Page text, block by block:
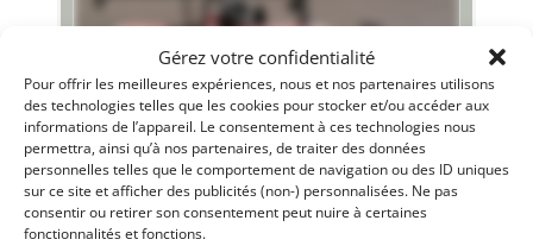
Gérez votre confidentialité
Pour offrir les meilleures expériences, nous et nos partenaires utilisons
des technologies telles que les cookies pour stocker et/ou accéder aux
informations de l’appareil. Le consentement à ces technologies nous
permettra, ainsi qu’à nos partenaires, de traiter des données
personnelles telles que le comportement de navigation ou des ID uniques
sur ce site et afficher des publicités (non-) personnalisées. Ne pas
consentir ou retirer son consentement peut nuire à certaines
fonctionnalités et fonctions.
LUCCHINI P93 CN (1993)[VENDU]
(32) GERS